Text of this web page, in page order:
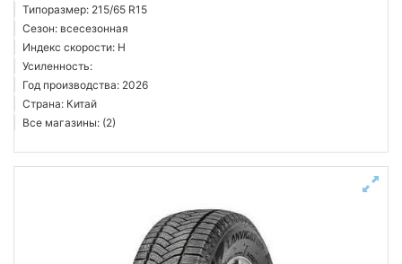
Типоразмер: 215/65 R15
Сезон: всесезонная
Индекс скорости: H
Усиленность:
Год производства: 2026
Страна: Китай
Все магазины: (2)
Michelin
Continental
Hankook
Sailun
Тип транспортного средства